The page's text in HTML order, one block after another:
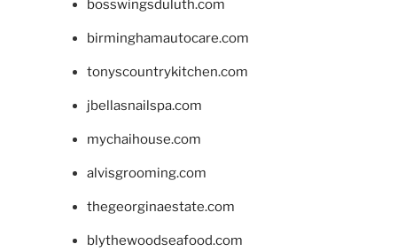
bosswingsduluth.com
birminghamautocare.com
tonyscountrykitchen.com
jbellasnailspa.com
mychaihouse.com
alvisgrooming.com
thegeorginaestate.com
blythewoodseafood.com